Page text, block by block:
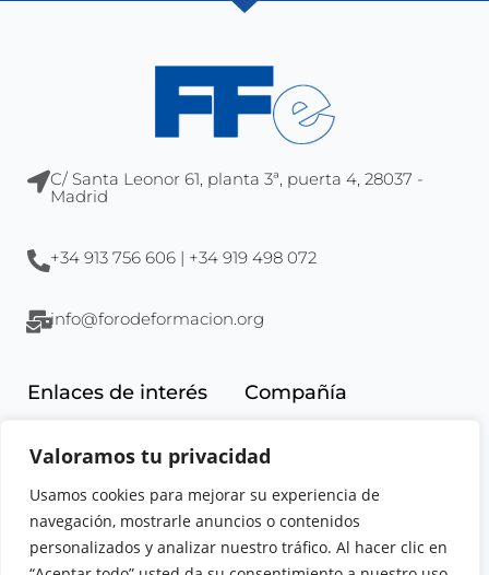
Valoramos tu privacidad
Usamos cookies para mejorar su experiencia de
navegación, mostrarle anuncios o contenidos
personalizados y analizar nuestro tráfico. Al hacer clic en
C/ Santa Leonor 61, planta 3ª, puerta 4, 28037 -
Madrid
+34 913 756 606 | +34 919 498 072
info@forodeformacion.org
Enlaces de interés
Tienda online
Noticias
Catálogo de cursos
Compañía
Localización
Excelencia
Soporte Legal